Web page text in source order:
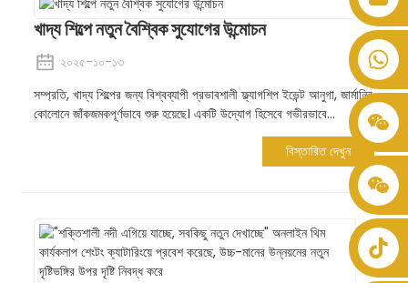
খাদ্য শিল্পে নতুন বৈশ্বিক সুযোগের উন্মোচন
২০২৫-১০-১৩
সম্প্রতি, খাদ্য শিল্পের জন্য বিশ্বব্যাপী প্রভাবশালী ফ্ল্যাগশিপ ইভেন্ট আনুগা, জার্মানির
কোলোনে জাঁকজমকপূর্ণভাবে শুরু হয়েছে। একটি উদ্যোগ হিসেবে গভীরভাবে...
বিস্তারিত দেখুন